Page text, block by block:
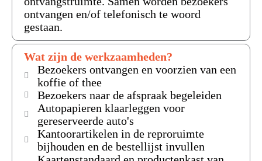
ontvangen en/of telefonisch te woord
gestaan.
Wat zijn de werkzaamheden?
Bezoekers ontvangen en voorzien van een
koffie of thee
Bezoekers naar de afspraak begeleiden
Autopapieren klaarleggen voor
gereserveerde auto's
Kantoorartikelen in de reproruimte
bijhouden en de bestellijst invullen